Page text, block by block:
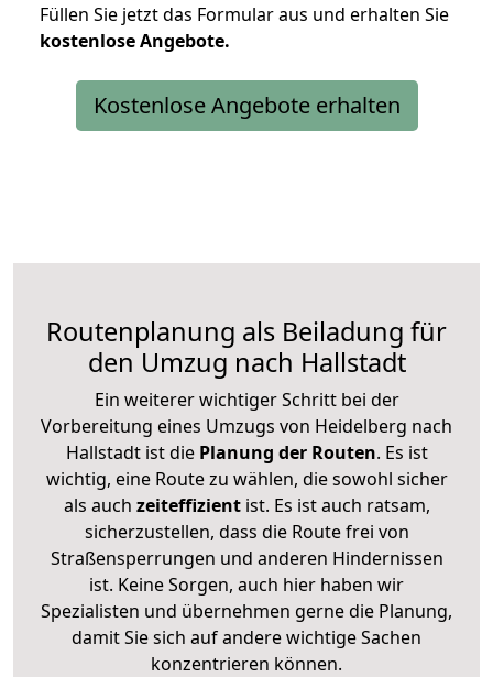
Füllen Sie jetzt das Formular aus und erhalten Sie
kostenloseAngebote.
Kostenlose Angebote erhalten
Routenplanung als Beiladung für
den Umzug nach Hallstadt
Ein weiterer wichtiger Schritt bei der
Vorbereitung eines Umzugs von Heidelberg nach
Hallstadt ist diePlanung der Routen. Es ist
wichtig, eine Route zu wählen, die sowohl sicher
als auch zeiteffizientist. Es ist auch ratsam,
sicherzustellen, dass die Route frei von
Straßensperrungen und anderen Hindernissen
ist. Keine Sorgen, auch hier haben wir
Spezialisten und übernehmen gerne die Planung,
damit Sie sich auf andere wichtige Sachen
konzentrieren können.